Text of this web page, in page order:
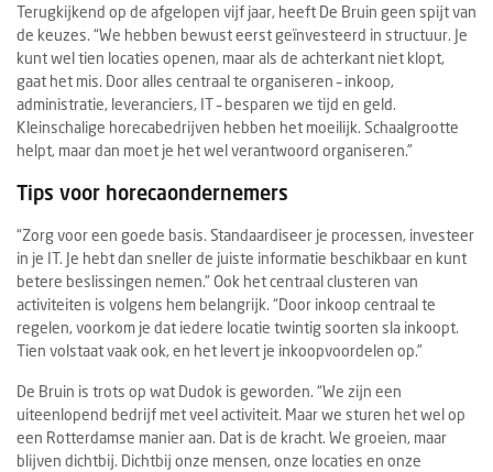
Terugkijkend op de afgelopen vijf jaar, heeft De Bruin geen spijt van
de keuzes. “We hebben bewust eerst geïnvesteerd in structuur. Je
kunt wel tien locaties openen, maar als de achterkant niet klopt,
gaat het mis. Door alles centraal te organiseren – inkoop,
administratie, leveranciers, IT – besparen we tijd en geld.
Kleinschalige horecabedrijven hebben het moeilijk. Schaalgrootte
helpt, maar dan moet je het wel verantwoord organiseren.”
Tips voor horecaondernemers
“Zorg voor een goede basis. Standaardiseer je processen, investeer
in je IT. Je hebt dan sneller de juiste informatie beschikbaar en kunt
betere beslissingen nemen.” Ook het centraal clusteren van
activiteiten is volgens hem belangrijk. “Door inkoop centraal te
regelen, voorkom je dat iedere locatie twintig soorten sla inkoopt.
Tien volstaat vaak ook, en het levert je inkoopvoordelen op.”
De Bruin is trots op wat Dudok is geworden. “We zijn een
uiteenlopend bedrijf met veel activiteit. Maar we sturen het wel op
een Rotterdamse manier aan. Dat is de kracht. We groeien, maar
blijven dichtbij. Dichtbij onze mensen, onze locaties en onze